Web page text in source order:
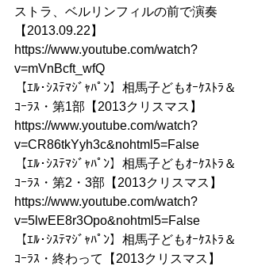
ストラ、ベルリンフィルの前で演奏
【2013.09.22】
https://www.youtube.com/watch?
v=mVnBcft_wfQ
【ｴﾙ･ｼｽﾃﾏｼﾞｬﾊﾟﾝ】相馬子どもｵｰｹｽﾄﾗ＆
ｺｰﾗｽ・第1部【2013クリスマス】
https://www.youtube.com/watch?
v=CR86tkYyh3c&nohtml5=False
【ｴﾙ･ｼｽﾃﾏｼﾞｬﾊﾟﾝ】相馬子どもｵｰｹｽﾄﾗ＆
ｺｰﾗｽ・第2・3部【2013クリスマス】
https://www.youtube.com/watch?
v=5lwEE8r3Opo&nohtml5=False
【ｴﾙ･ｼｽﾃﾏｼﾞｬﾊﾟﾝ】相馬子どもｵｰｹｽﾄﾗ＆
ｺｰﾗｽ・終わって【2013クリスマス】